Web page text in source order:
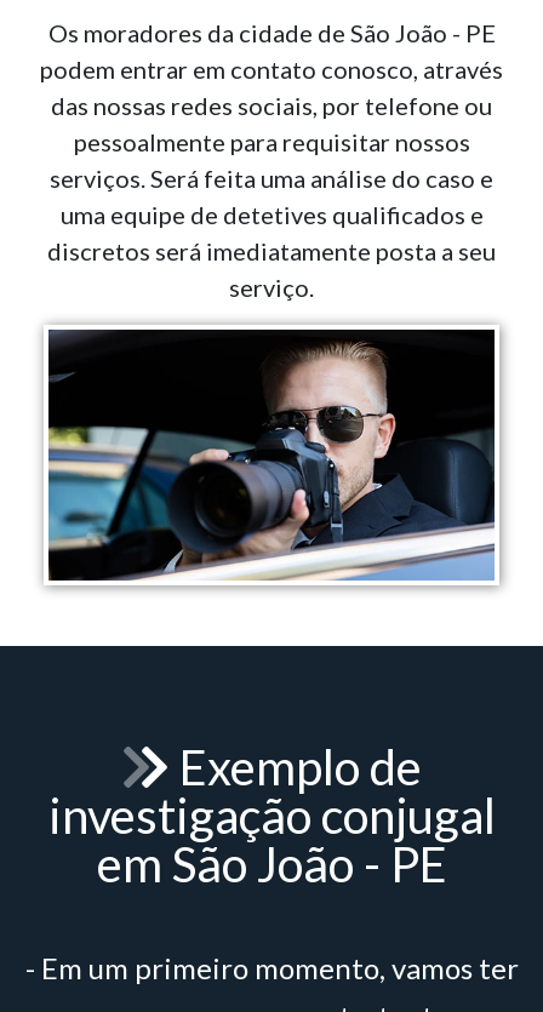
Os moradores da cidade de São João - PE
podem entrar em contato conosco, através
das nossas redes sociais, por telefone ou
pessoalmente para requisitar nossos
serviços. Será feita uma análise do caso e
uma equipe de detetives qualificados e
discretos será imediatamente posta a seu
serviço.
Exemplo de
investigação conjugal
em São João - PE
- Em um primeiro momento, vamos ter